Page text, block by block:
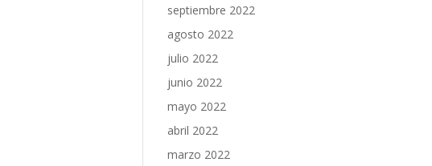
septiembre 2022
agosto 2022
julio 2022
junio 2022
mayo 2022
abril 2022
marzo 2022